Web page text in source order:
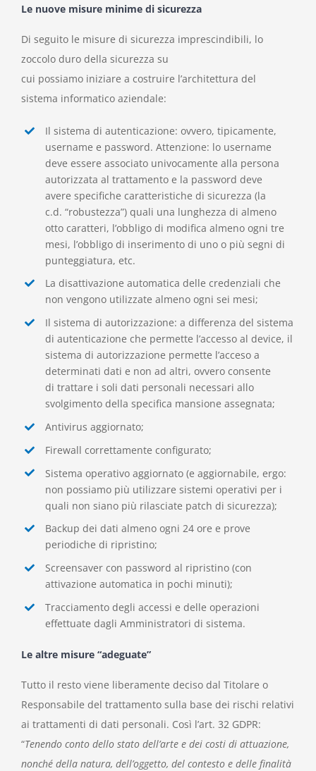
Le nuove misure minime di sicurezza
Di seguito le misure di sicurezza imprescindibili, lo
zoccolo duro della sicurezza su
cui possiamo iniziare a costruire l’architettura del
sistema informatico aziendale:
Il sistema di autenticazione: ovvero, tipicamente,
username e password. Attenzione: lo username
deve essere associato univocamente alla persona
autorizzata al trattamento e la password deve
avere specifiche caratteristiche di sicurezza (la
c.d. “robustezza”) quali una lunghezza di almeno
otto caratteri, l’obbligo di modifica almeno ogni tre
mesi, l’obbligo di inserimento di uno o più segni di
punteggiatura, etc.
La disattivazione automatica delle credenziali che
non vengonoutilizzate almeno ogni sei mesi;
Il sistema di autorizzazione: a differenza del sistema
di autenticazione che permette l’accessoal device, il
sistema di autorizzazione permette l’acceso a
determinati dati e non ad altri, ovvero consente
di trattare i soli dati personali necessari allo
svolgimento della specifica mansione assegnata;
Antivirus aggiornato;
Firewall correttamente configurato;
Sistema operativo aggiornato (e aggiornabile, ergo:
non possiamo più utilizzare sistemi operativi per i
quali non sianopiù rilasciate patch di sicurezza);
Backup dei dati almeno ogni 24 ore e prove
periodiche di ripristino;
Screensaver con password al ripristino (con
attivazione automatica in pochi minuti);
Tracciamento degli accessi e delle operazioni
effettuate dagli Amministratori di sistema.
Le altre misure “adeguate”
Tutto il resto viene liberamente deciso dal Titolare o
Responsabile del trattamento sulla base dei rischi relativi
ai trattamenti di dati personali. Così l’art. 32 GDPR:
“Tenendo conto dello stato dell’arte e dei costi di attuazione,
nonché della natura, dell’oggetto, del contesto e delle finalità